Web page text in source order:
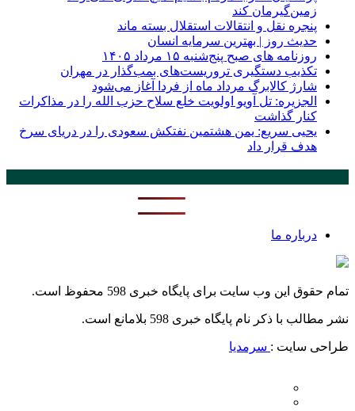
زمین‌گیرمان کند
پنجره‌ نقل و انتقالات استقلال بسته ماند
حدیث روز | بهترین سرمایه انسان
روزنامه‌ های صبح پنج‌شنبه ۱۵ مرداد ۱۴۰۵
تکذیب دستگیری تروریست‌های بمب‌گذار در مهران
شارژ کالابرگ مرداد ماه از فردا آغاز می‌شود
الجزیره: تل آویو اولویت خلع سلاح حزب الله را در مذاکرات
کنار گذاشت
یحیی سریع: یمن هشتمین نفتکش سعودی را در دریای سرخ
هدف قرار داد
درباره ما
تمام حقوق این وب سایت برای پایگاه خبری 598 محفوظ است.
نشر مطالب با ذکر نام پایگاه خبری 598 بلامانع است.
طراحی سایت : سرمدیا